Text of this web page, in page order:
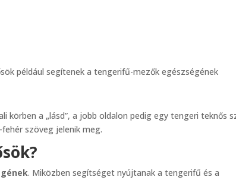
például segítenek a tengerifű-mezők egészségének
. Miközben segítséget nyújtanak a tengerifű és a